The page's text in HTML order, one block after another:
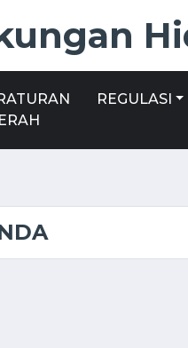
REGULASI